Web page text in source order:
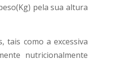
pela sua altura
tais como a excessiva
nutricionalmente